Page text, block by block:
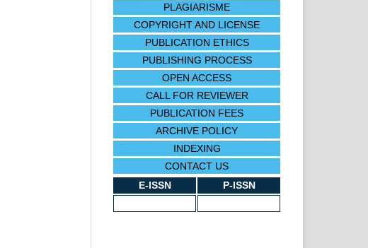
PLAGIARISME
COPYRIGHT AND LICENSE
PUBLICATION ETHICS
PUBLISHING PROCESS
OPEN ACCESS
CALL FOR REVIEWER
PUBLICATION FEES
ARCHIVE POLICY
INDEXING
CONTACT US
E-ISSN
P-ISSN